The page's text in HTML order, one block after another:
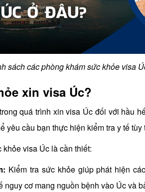
sách các phòng khám sức khỏe visa
xin visa Úc?
quá trình xin visa Úc đối với hầu
yêu cầu bạn thực hiện kiểm tra y tế
visa Úc là cần thiết:
Kiểm tra sức khỏe giúp phát hiện
nguy cơ mang nguồn bệnh vào Úc và